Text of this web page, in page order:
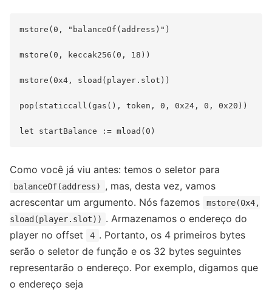
mstore(0, "balanceOf(address)")
mstore(0, keccak256(0, 18))
mstore(0x4, sload(player.slot))
pop(staticcall(gas(), token, 0, 0x24, 0, 0x20))
Como você já viu antes: temos o seletor para
balanceOf(address)
, mas, desta vez, vamos
acrescentar um argumento. Nós fazemos
mstore(0x4,
sload(player.slot)) . Armazenamos o endereço do
player no offset
4 . Portanto, os 4 primeiros bytes
serão o seletor de função e os 32 bytes seguintes
representarão o endereço. Por exemplo, digamos que
o endereço seja